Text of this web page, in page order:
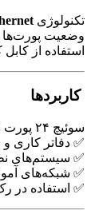
تکنولوژی
وضعیت پورت‌ها
استفاده از
کاربردها
سوئیچ ۲۴ پورت DES-1024D گزینه‌ای مناسب برای:
✅ دفاتر کاری
✅ سیستم‌های
✅ شبکه‌های
✅ استفاده در